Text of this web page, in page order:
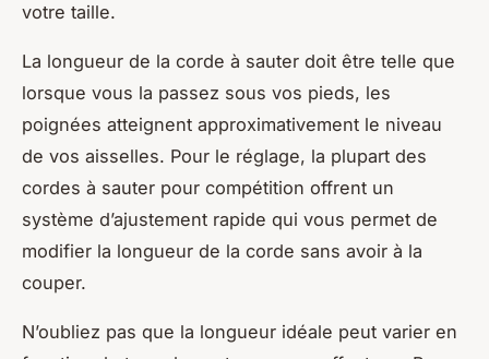
votre taille.
La longueur de la corde à sauter doit être telle que
lorsque vous la passez sous vos pieds, les
poignées atteignent approximativement le niveau
de vos aisselles. Pour le réglage, la plupart des
cordes à sauter pour compétition offrent un
système d’ajustement rapide qui vous permet de
modifier la longueur de la corde sans avoir à la
couper.
N’oubliez pas que la longueur idéale peut varier en